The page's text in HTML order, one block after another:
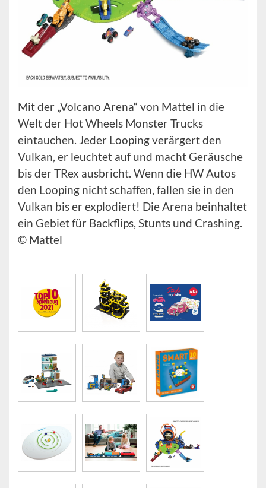
Mit der „Volcano Arena“ von Mattel in die
Welt der Hot Wheels Monster Trucks
eintauchen. Jeder Looping verärgert den
Vulkan, er leuchtet auf und macht Geräusche
bis der TRex ausbricht. Wenn die HW Autos
den Looping nicht schaffen, fallen sie in den
Vulkan bis er explodiert! Die Arena beinhaltet
ein Gebiet für Backflips, Stunts und Crashing.
© Mattel